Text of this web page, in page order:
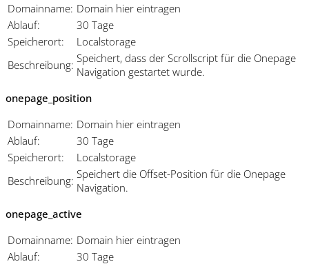
Domainname: Domain hier eintragen
Ablauf:
30 Tage
Speicherort:
Localstorage
Beschreibung: Speichert, dass der Scrollscript für die Onepage
Navigation gestartet wurde.
onepage_position
Domainname: Domain hier eintragen
Ablauf:
30 Tage
Speicherort:
Localstorage
Beschreibung: Speichert die Offset-Position für die Onepage
Navigation.
onepage_active
Domainname: Domain hier eintragen
Ablauf:
30 Tage